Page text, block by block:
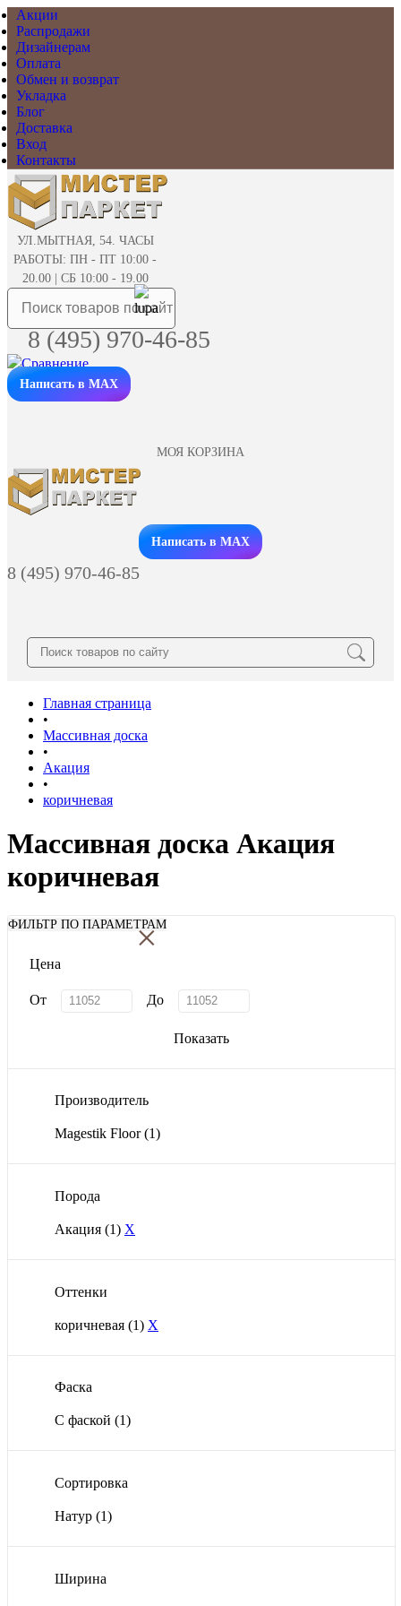
Акции
Распродажи
Дизайнерам
Оплата
Обмен и возврат
Укладка
Блог
Доставка
Вход
Контакты
УЛ.МЫТНАЯ, 54. ЧАСЫ
РАБОТЫ: ПН - ПТ 10:00 -
20.00 | СБ 10:00 - 19.00
8 (495) 970-46-85
Написать в MAX
МОЯ КОРЗИНА
Заказать звонок
Написать в MAX
8 (495) 970-46-85
Главная страница
•
Массивная доска
•
Акация
•
коричневая
Массивная доска Акация
коричневая
ФИЛЬТР ПО ПАРАМЕТРАМ
×
Цена
От До
Показать
Производитель
Magestik Floor(1)
Порода
Акация (1) X
Оттенки
коричневая (1) X
Фаска
С фаской (1)
Сортировка
Натур (1)
Ширина